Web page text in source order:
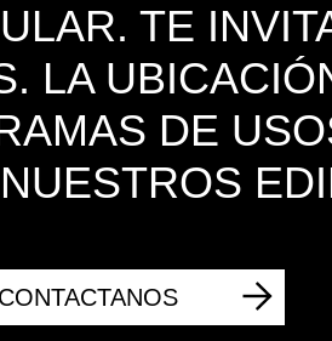
TE
LA
DE
CONTACTANOS